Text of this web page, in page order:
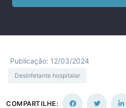
Publicação: 12/03/2024
Desinfetante hospitalar
COMPARTILHE: